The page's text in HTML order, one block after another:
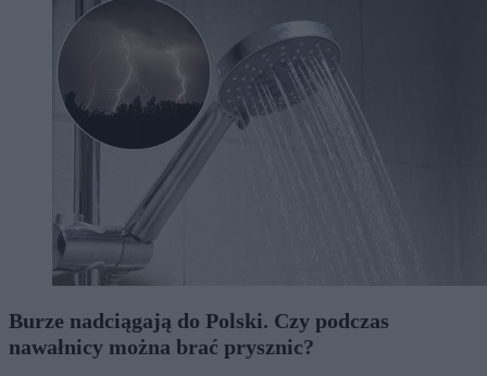
Burze nadciągają do Polski. Czy podczas
nawałnicy można brać prysznic?